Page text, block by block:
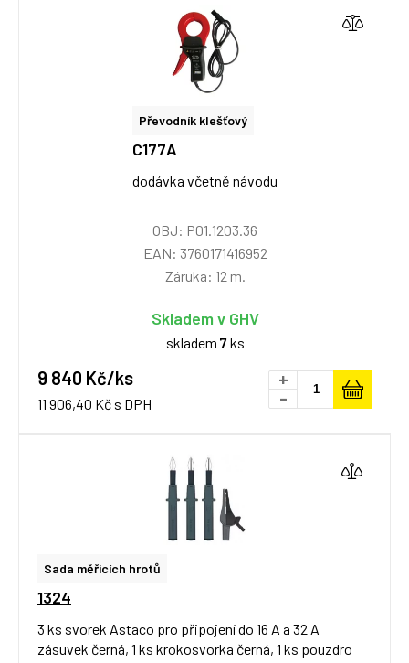
Převodník klešťový
C177A
dodávka včetně návodu
OBJ: P01.1203.36
EAN: 3760171416952
Záruka: 12 m.
Skladem v GHV
skladem 7ks
9 840 Kč/ks
11 906,40 Kč s DPH
+
-
Sada měřicích hrotů
1324
3 ks svorek Astaco pro připojení do 16 A a 32 A
zásuvek černá, 1 ks krokosvorka černá, 1 ks pouzdro